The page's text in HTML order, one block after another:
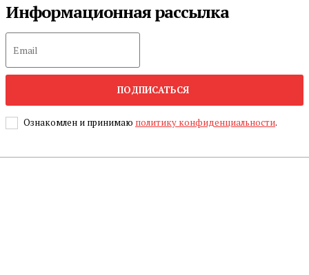
Информационная рассылка
ПОДПИСАТЬСЯ
Ознакомлен и принимаю политику конфиденциальности.